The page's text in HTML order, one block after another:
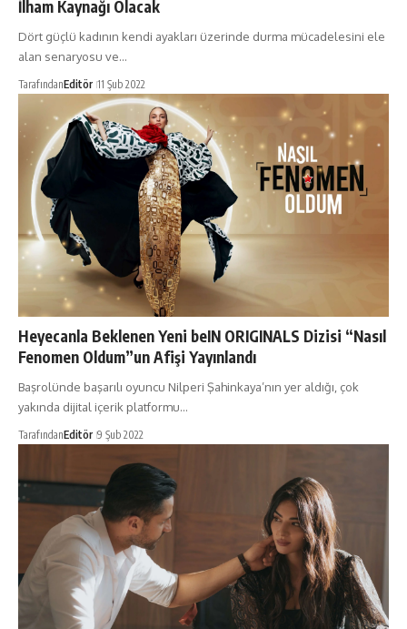
İlham Kaynağı Olacak
Dört güçlü kadının kendi ayakları üzerinde durma mücadelesini ele
alan senaryosu ve…
TarafındanEditör 11 Şub 2022
Heyecanla Beklenen Yeni beIN ORIGINALS Dizisi “Nasıl
Fenomen Oldum”un Afişi Yayınlandı
Başrolünde başarılı oyuncu Nilperi Şahinkaya’nın yer aldığı, çok
yakında dijital içerik platformu…
TarafındanEditör 9 Şub 2022